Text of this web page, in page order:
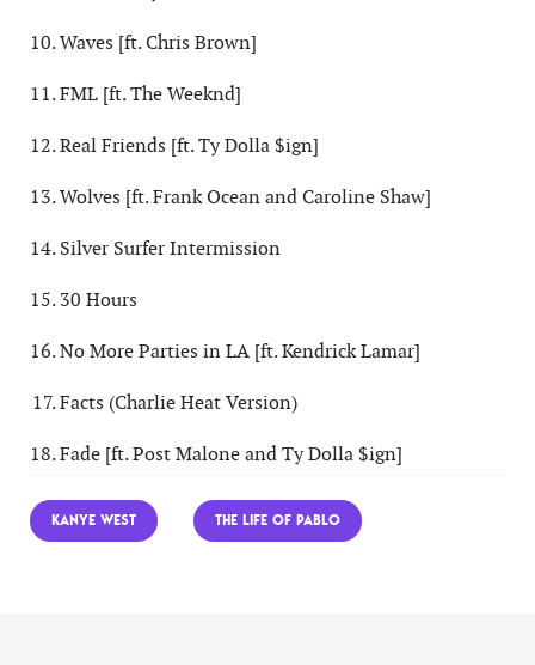
Waves [ft. Chris Brown]
FML [ft. The Weeknd]
Real Friends [ft. Ty Dolla $ign]
Wolves [ft. Frank Ocean and Caroline Shaw]
Silver Surfer Intermission
30 Hours
No More Parties in LA [ft. Kendrick Lamar]
Facts (Charlie Heat Version)
Fade [ft. Post Malone and Ty Dolla $ign]
KANYE WEST THE LIFE OF PABLO